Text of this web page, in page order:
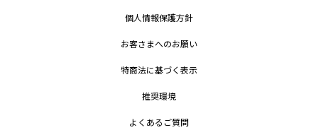
個人情報保護方針
お客さまへのお願い
特商法に基づく表示
推奨環境
よくあるご質問